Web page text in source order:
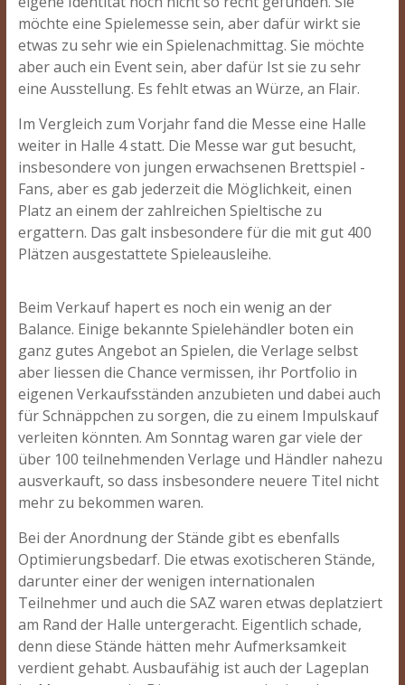
möchte eine Spielemesse sein, aber dafür wirkt sie
etwas zu sehr wie ein Spielenachmittag. Sie möchte
aber auch ein Event sein, aber dafür Ist sie zu sehr
eine Ausstellung. Es fehlt etwas an Würze, an Flair.
Im Vergleich zum Vorjahr fand die Messe eine Halle
weiter in Halle 4 statt. Die Messe war gut besucht,
insbesondere von jungen erwachsenen Brettspiel -
Fans, aber es gab jederzeit die Möglichkeit, einen
Platz an einem der zahlreichen Spieltische zu
ergattern. Das galt insbesondere für die mit gut 400
Plätzen ausgestattete Spieleausleihe.
Beim Verkauf hapert es noch ein wenig an der
Balance. Einige bekannte Spielehändler boten ein
ganz gutes Angebot an Spielen, die Verlage selbst
aber liessen die Chance vermissen, ihr Portfolio in
eigenen Verkaufsständen anzubieten und dabei auch
für Schnäppchen zu sorgen, die zu einem Impulskauf
verleiten könnten. Am Sonntag waren gar viele der
über 100 teilnehmenden Verlage und Händler nahezu
ausverkauft, so dass insbesondere neuere Titel nicht
mehr zu bekommen waren.
Bei der Anordnung der Stände gibt es ebenfalls
Optimierungsbedarf. Die etwas exotischeren Stände,
darunter einer der wenigen internationalen
Teilnehmer und auch die SAZ waren etwas deplatziert
am Rand der Halle untergeracht. Eigentlich schade,
denn diese Stände hätten mehr Aufmerksamkeit
verdient gehabt. Ausbaufähig ist auch der Lageplan